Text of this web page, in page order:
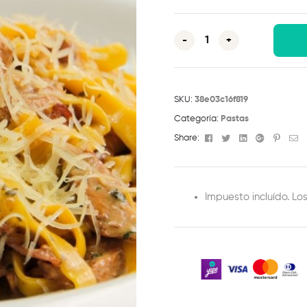
- +
SKU: 38e03c16f819
Categoría: Pastas
Share: Facebook
TwitterLinkedinGoogle+
Impuesto incluído.